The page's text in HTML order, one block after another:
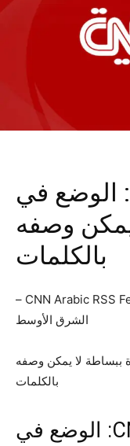
حسام زملط لـCNN: الوضع في
وصفه
بالكلمات
CNN Arabic RSS Feed –
الشرق الأوسط
ما هو حسام زملط لـCNN: الوضع في